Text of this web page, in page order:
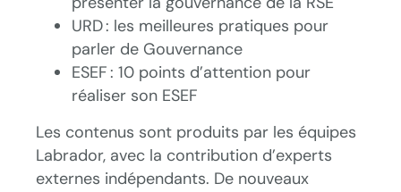
URD : les meilleures pratiques pour
parler de Gouvernance
ESEF : 10 points d’attention pour
réaliser son ESEF
Les contenus sont produits par les équipes
Labrador, avec la contribution d’experts
externes indépendants. De nouveaux